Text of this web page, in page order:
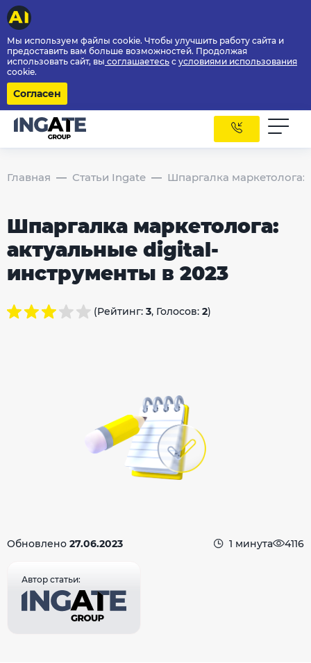
Мы используем файлы cookie. Чтобы улучшить работу сайта и
предоставить вам больше возможностей. Продолжая
использовать сайт, вы соглашаетесь с условиями использования
cookie.
Согласен
Главная Статьи Ingate Шпаргалка маркетолога:
Шпаргалка маркетолога:
актуальные digital-
инструменты в 2023
(Рейтинг: 3, Голосов: 2)
Обновлено 27.06.2023 1 минута 4116
Автор статьи: